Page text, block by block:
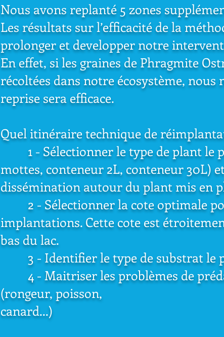
Nous avons replanté 5 zones
Les résultats sur l’efficacité de la
prolonger et developper notre
En effet, si les graines de Phragmite
récoltées dans notre écosystème, nous
reprise sera efficace.
Quel itinéraire technique de
1 - Sélectionner le type de plant le
mottes, conteneur 2L, conteneur 30L)
dissémination autour du plant mis en
2 - Sélectionner la cote optimale
implantations. Cette cote est
bas du lac.
3 - Identifier le type de substrat le
4 - Maitriser les problèmes de
(rongeur, poisson,
canard...)